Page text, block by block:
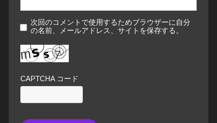
次回のコメントで使用するためブラウザーに自分
の名前、メールアドレス、サイトを保存する。
CAPTCHA コード